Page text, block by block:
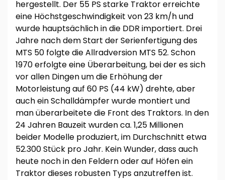
hergestellt. Der 55 PS starke Traktor erreichte
eine Höchstgeschwindigkeit von 23 km/h und
wurde hauptsächlich in die DDR importiert. Drei
Jahre nach dem Start der Serienfertigung des
MTS 50 folgte die Allradversion MTS 52. Schon
1970 erfolgte eine Überarbeitung, bei der es sich
vor allen Dingen um die Erhöhung der
Motorleistung auf 60 PS (44 kW) drehte, aber
auch ein Schalldämpfer wurde montiert und
man überarbeitete die Front des Traktors. In den
24 Jahren Bauzeit wurden ca. 1,25 Millionen
beider Modelle produziert, im Durchschnitt etwa
52.300 Stück pro Jahr. Kein Wunder, dass auch
heute noch in den Feldern oder auf Höfen ein
Traktor dieses robusten Typs anzutreffen ist.